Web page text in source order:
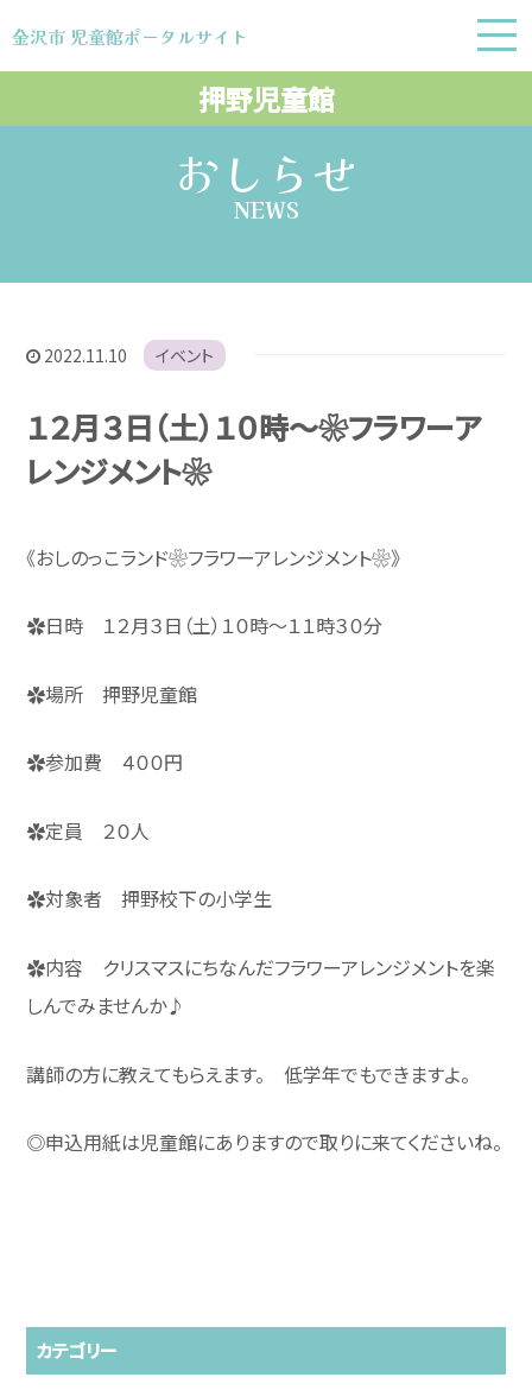
金沢市 児童館ポータルサイト
金沢市 児童館ポータルサイト
おしらせ
NEWS
2022.11.10 イベント
１２月３日（土）１０時～❀フラワーア
レンジメント❀
《おしのっこランド❀フラワーアレンジメント❀》
✿日時 １２月３日（土）１０時～１１時３０分
✿場所 押野児童館
✿参加費 ４００円
✿定員 ２０人
✿対象者 押野校下の小学生
✿内容 クリスマスにちなんだフラワーアレンジメントを楽
しんでみませんか♪
講師の方に教えてもらえます。 低学年でもできますよ。
◎申込用紙は児童館にありますので取りに来てくださいね。
カテゴリー
押野児童館